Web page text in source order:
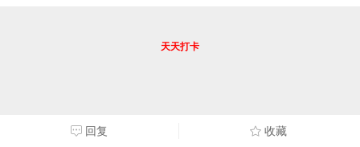
回复 收藏
天天打卡